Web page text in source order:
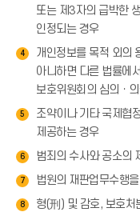
또는 제3자의 급박한
인정되는 경우
4
개인정보를 목적 외의
아니하면 다른 법률에
보호위원회의 심의ㆍ
5
조약이나 기타 국제협
제공하는 경우
6 범죄의 수사와 공소의
7 법원의 재판업무수행
8 형(刑) 및 감호, 보호처